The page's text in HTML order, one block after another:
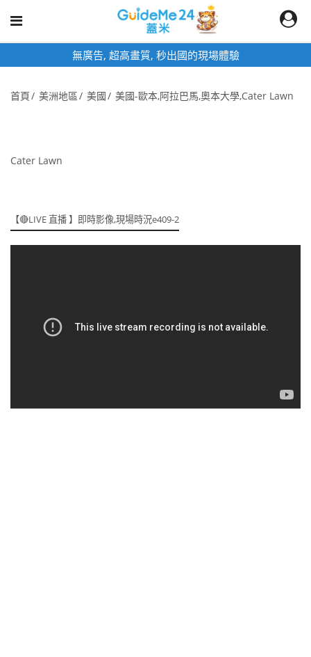
無廣告, 超高畫質, 秒出國的現場體驗
首頁 美洲地區 美國 美國-歐本,阿拉巴馬,奧本大學,Cater Lawn
Cater Lawn
【🔴LIVE 直播 】即時影像,現場時況e409-2